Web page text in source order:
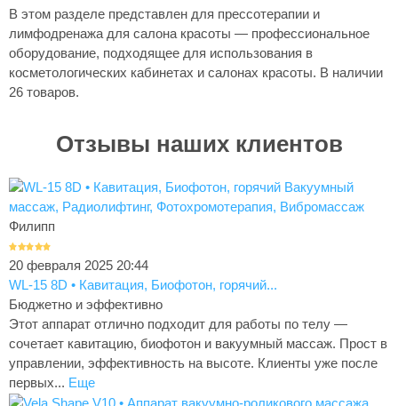
В этом разделе представлен для прессотерапии и
лимфодренажа для салона красоты — профессиональное
оборудование, подходящее для использования в
косметологических кабинетах и салонах красоты. В наличии
26 товаров.
Отзывы наших клиентов
Филипп
20 февраля 2025 20:44
WL-15 8D • Кавитация, Биофотон, горячий...
Бюджетно и эффективно
Этот аппарат отлично подходит для работы по телу —
сочетает кавитацию, биофотон и вакуумный массаж. Прост в
управлении, эффективность на высоте. Клиенты уже после
первых... Еще